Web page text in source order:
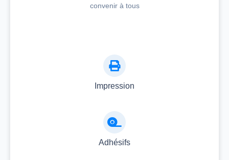
convenir à tous
Impression
Adhésifs